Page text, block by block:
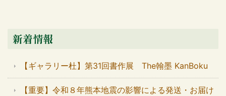
新着情報
【ギャラリー杜】第31回書作展 The翰墨 KanBoku
【重要】令和８年熊本地震の影響による発送・お届け